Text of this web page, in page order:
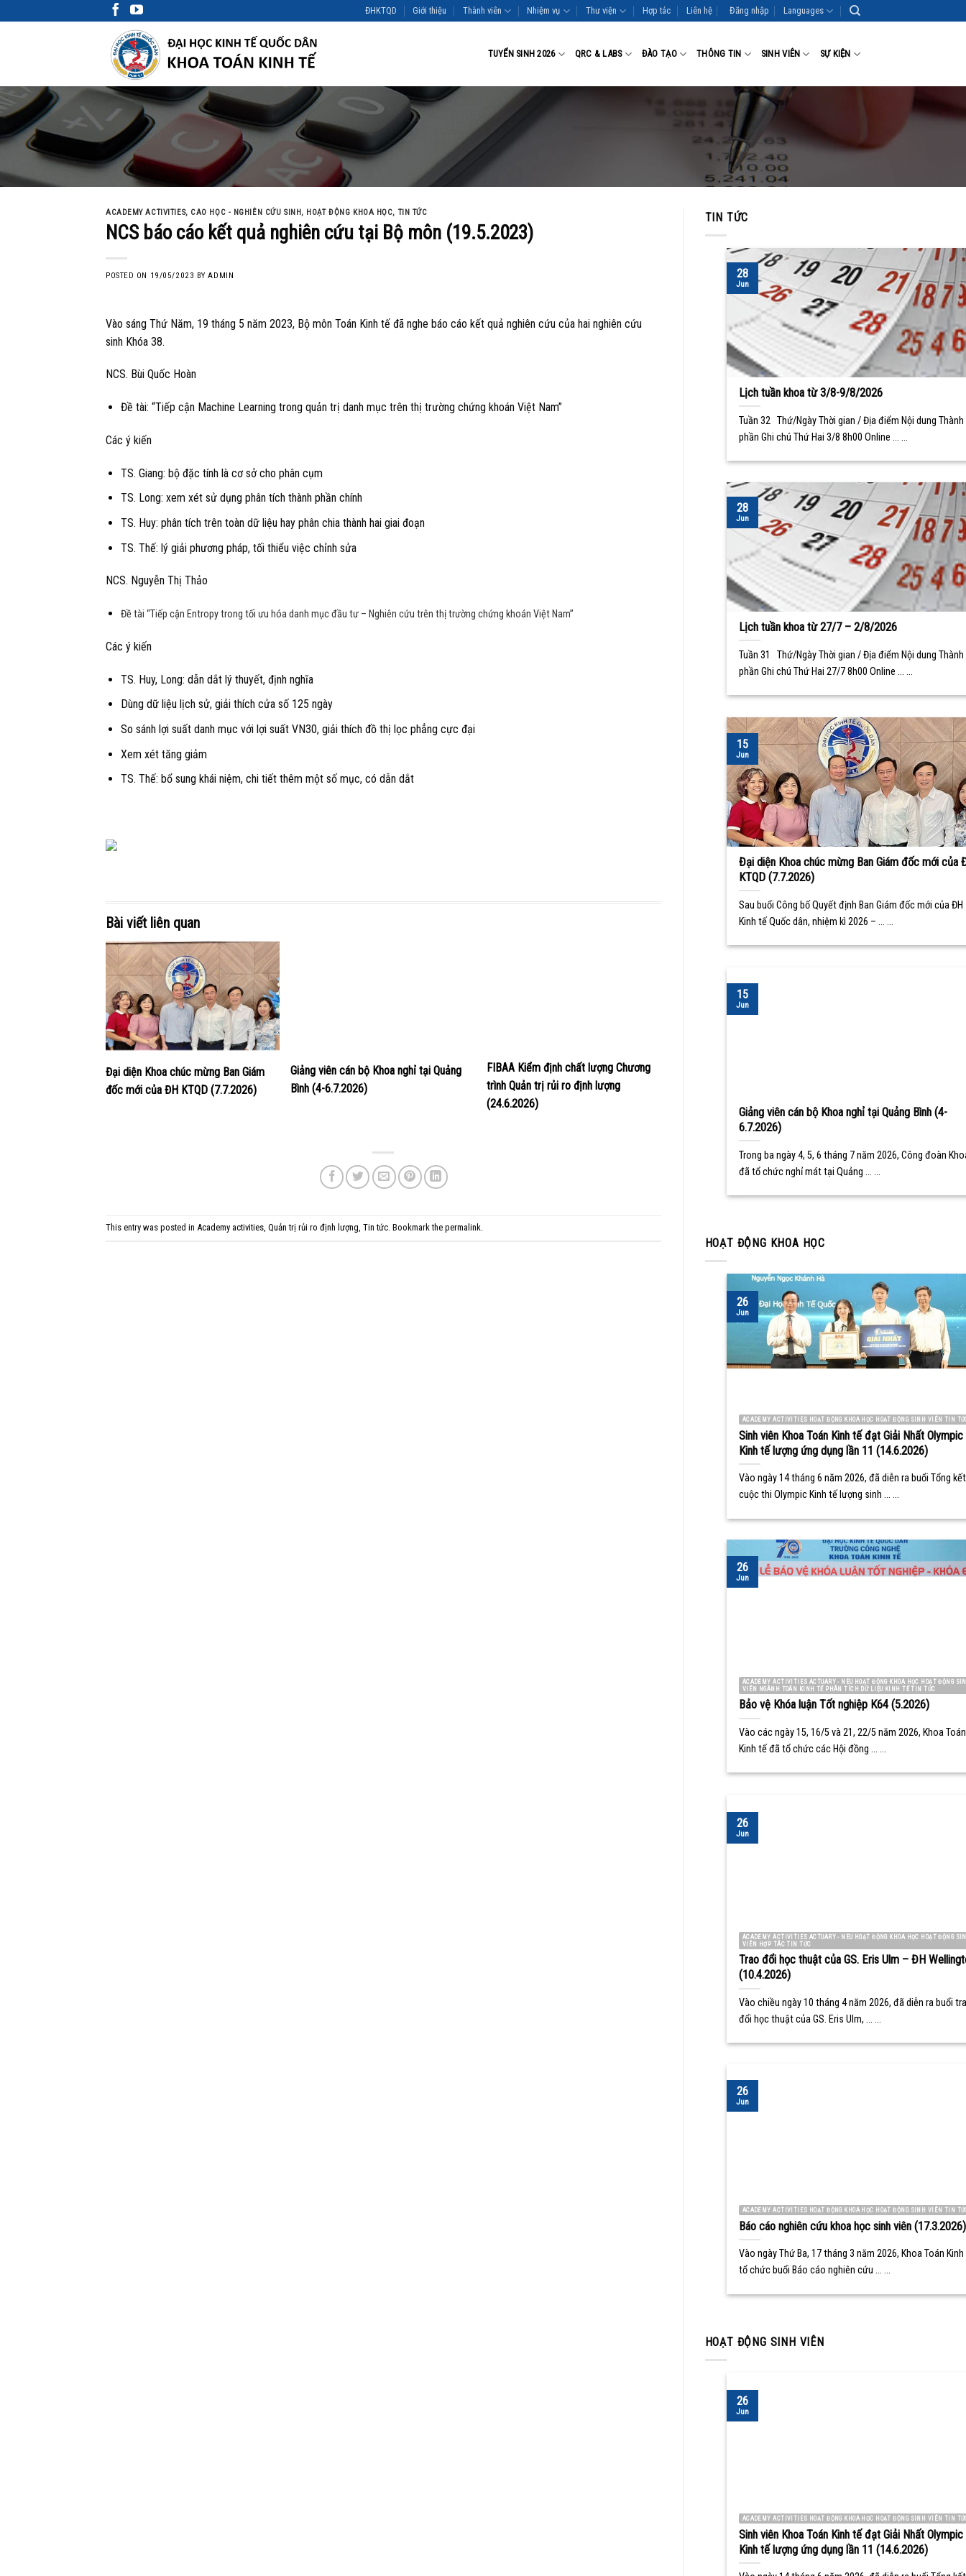
to
ĐHKTQD Giới thiệu Thành viên Nhiệm vụ Thư viện Hợp tác Liên hệ Đăng nhập Languages
TUYỂN SINH 2026 QRC & LABS ĐÀO TẠO THÔNG TIN SINH VIÊN SỰ KIỆN
ACADEMY ACTIVITIES, CAO HỌC - NGHIÊN CỨU SINH, HOẠT ĐỘNG KHOA HỌC, TIN TỨC
NCS báo cáo kết quả nghiên cứu tại Bộ môn (19.5.2023)
POSTED ON 19/05/2023 BYADMIN
Vào sáng Thứ Năm, 19 tháng 5 năm 2023, Bộ môn Toán Kinh tế đã nghe báo cáo kết quả nghiên cứu của hai nghiên cứu
sinh Khóa 38.
NCS. Bùi Quốc Hoàn
Đề tài: “Tiếp cận Machine Learning trong quản trị danh mục trên thị trường chứng khoán Việt Nam”
Các ý kiến
TS. Giang: bộ đặc tính là cơ sở cho phân cụm
TS. Long: xem xét sử dụng phân tích thành phần chính
TS. Huy: phân tích trên toàn dữ liệu hay phân chia thành hai giai đoạn
TS. Thế: lý giải phương pháp, tối thiểu việc chỉnh sửa
NCS. Nguyễn Thị Thảo
Đề tài “Tiếp cận Entropy trong tối ưu hóa danh mục đầu tư – Nghiên cứu trên thị trường chứng khoán Việt Nam”
Các ý kiến
TS. Huy, Long: dẫn dắt lý thuyết, định nghĩa
Dùng dữ liệu lịch sử, giải thích cửa số 125 ngày
So sánh lợi suất danh mục với lợi suất VN30, giải thích đồ thị lọc phẳng cực đại
Xem xét tăng giảm
TS. Thế: bổ sung khái niệm, chi tiết thêm một số mục, có dẫn dắt
Bài viết liên quan
Đại diện Khoa chúc mừng Ban Giám
đốc mới của ĐH KTQD (7.7.2026)
Giảng viên cán bộ Khoa nghỉ tại Quảng
Bình (4-6.7.2026)
FIBAA Kiểm định chất lượng Chương
trình Quản trị rủi ro định lượng
(24.6.2026)
This entry was posted in Academy activities, Quản trị rủi ro định lượng, Tin tức. Bookmark the permalink.
TIN TỨC
Lịch tuần khoa từ 3/8-9/8/2026
Tuần 32 Thứ/Ngày Thời gian / Địa điểm Nội dung Thành
phần Ghi chú Thứ Hai 3/8 8h00 Online ... ...
28
Jun
Lịch tuần khoa từ 27/7 – 2/8/2026
Tuần 31 Thứ/Ngày Thời gian / Địa điểm Nội dung Thành
phần Ghi chú Thứ Hai 27/7 8h00 Online ... ...
28
Jun
Đại diện Khoa chúc mừng Ban Giám đốc mới của
KTQD (7.7.2026)
Sau buổi Công bố Quyết định Ban Giám đốc mới của ĐH
Kinh tế Quốc dân, nhiệm kì 2026 – ... ...
15
Jun
Giảng viên cán bộ Khoa nghỉ tại Quảng Bình (4-
6.7.2026)
Trong ba ngày 4, 5, 6 tháng 7 năm 2026, Công đoàn
đã tổ chức nghỉ mát tại Quảng ... ...
15
Jun
HOẠT ĐỘNG KHOA HỌC
ACADEMY ACTIVITIES HOẠT ĐỘNG KHOA HỌC HOẠT ĐỘNG SINH VIÊN TIN
Sinh viên Khoa Toán Kinh tế đạt Giải Nhất Olympic
Kinh tế lượng ứng dụng lần 11 (14.6.2026)
Vào ngày 14 tháng 6 năm 2026, đã diễn ra buổi Tổng kết
cuộc thi Olympic Kinh tế lượng sinh ... ...
26
Jun
ACADEMY ACTIVITIES ACTUARY - NEU HOẠT ĐỘNG KHOA HỌC HOẠT ĐỘNG
VIÊN NGÀNH TOÁN KINH TẾ PHÂN TÍCH DỮ LIỆU KINH TẾ TIN TỨC
Bảo vệ Khóa luận Tốt nghiệp K64 (5.2026)
Vào các ngày 15, 16/5 và 21, 22/5 năm 2026, Khoa Toán
Kinh tế đã tổ chức các Hội đồng ... ...
26
Jun
ACADEMY ACTIVITIES ACTUARY - NEU HOẠT ĐỘNG KHOA HỌC HOẠT ĐỘNG
VIÊN HỢP TÁC TIN TỨC
Trao đổi học thuật của GS. Eris Ulm – ĐH
(10.4.2026)
Vào chiều ngày 10 tháng 4 năm 2026, đã diễn ra buổi
đổi học thuật của GS. Eris Ulm, ... ...
26
Jun
ACADEMY ACTIVITIES HOẠT ĐỘNG KHOA HỌC HOẠT ĐỘNG SINH VIÊN TIN
Báo cáo nghiên cứu khoa học sinh viên (17.3.2026)
Vào ngày Thứ Ba, 17 tháng 3 năm 2026, Khoa Toán
tổ chức buổi Báo cáo nghiên cứu ... ...
26
Jun
HOẠT ĐỘNG SINH VIÊN
ACADEMY ACTIVITIES HOẠT ĐỘNG KHOA HỌC HOẠT ĐỘNG SINH VIÊN TIN
Sinh viên Khoa Toán Kinh tế đạt Giải Nhất Olympic
Kinh tế lượng ứng dụng lần 11 (14.6.2026)
26
Jun